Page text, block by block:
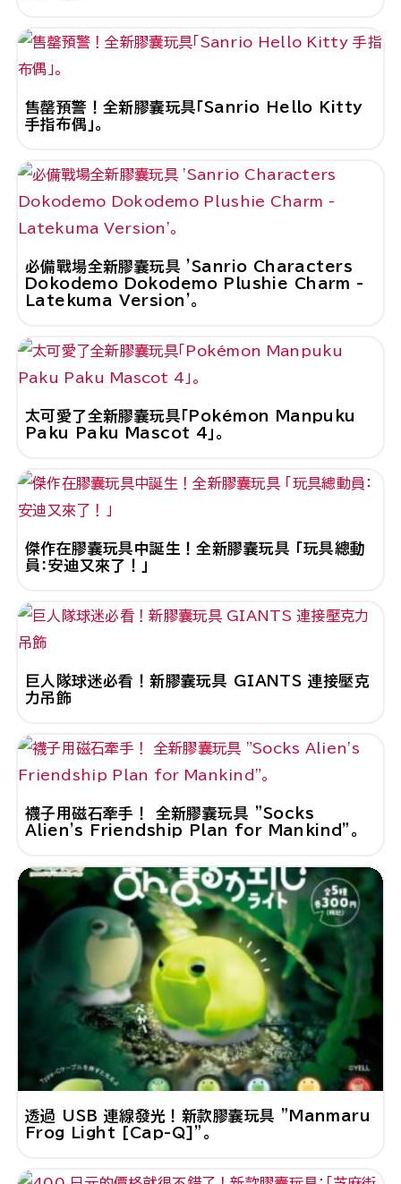
售罄預警！全新膠囊玩具「Sanrio Hello Kitty
手指布偶」。
必備戰場全新膠囊玩具 'Sanrio Characters
Dokodemo Dokodemo Plushie Charm -
Latekuma Version'。
太可愛了全新膠囊玩具「Pokémon Manpuku
Paku Paku Mascot 4」。
傑作在膠囊玩具中誕生！全新膠囊玩具 「玩具總動
員：安迪又來了！」
巨人隊球迷必看！新膠囊玩具 GIANTS 連接壓克
力吊飾
襪子用磁石牽手！ 全新膠囊玩具 "Socks
Alien's Friendship Plan for Mankind"。
透過 USB 連線發光！新款膠囊玩具 "Manmaru
Frog Light [Cap-Q]"。